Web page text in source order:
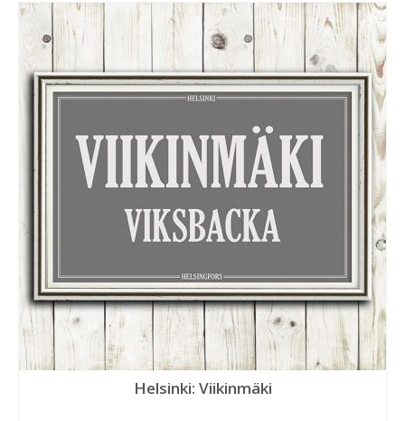
Helsinki: Viikinmäki